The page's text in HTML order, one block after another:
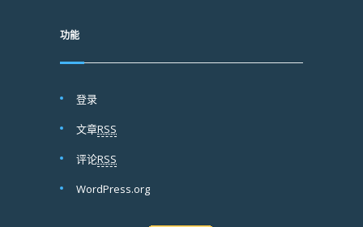
功能
登录
文章RSS
评论RSS
WordPress.org